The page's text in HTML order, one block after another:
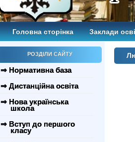
Головна сторінка Заклади
РОЗДІЛИ САЙТУ
⇒ Нормативна база
⇒ Дистанційна освіта
⇒ Нова українська
школа
⇒ Вступ до першого
класу